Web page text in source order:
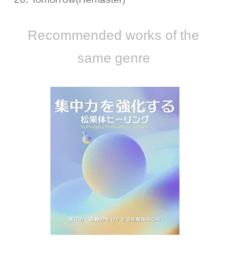
​Recommended works of the
same genre